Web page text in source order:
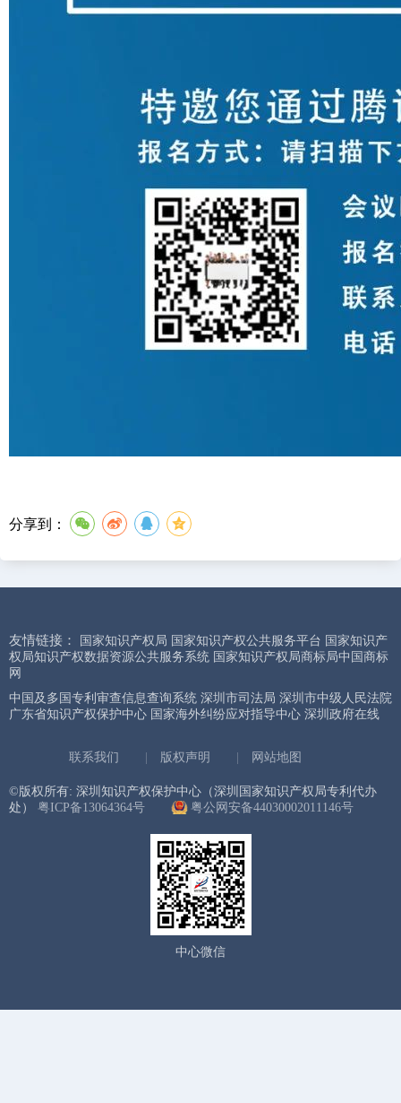
分享到：
友情链接： 国家知识产权局 国家知识产权公共服务平台 国家知识产
权局知识产权数据资源公共服务系统 国家知识产权局商标局中国商标
网
中国及多国专利审查信息查询系统 深圳市司法局 深圳市中级人民法院
广东省知识产权保护中心 国家海外纠纷应对指导中心 深圳政府在线
联系我们 版权声明 网站地图
©版权所有: 深圳知识产权保护中心（深圳国家知识产权局专利代办
处） 粤ICP备13064364号 粤公网安备44030002011146号
中心微信